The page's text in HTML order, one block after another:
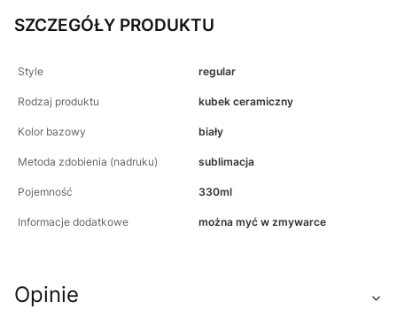
SZCZEGÓŁY PRODUKTU
Style regular
Rodzaj produktu kubek ceramiczny
Kolor bazowy biały
Metoda zdobienia (nadruku) sublimacja
Pojemność 330ml
Informacje dodatkowe można myć w zmywarce
Opinie